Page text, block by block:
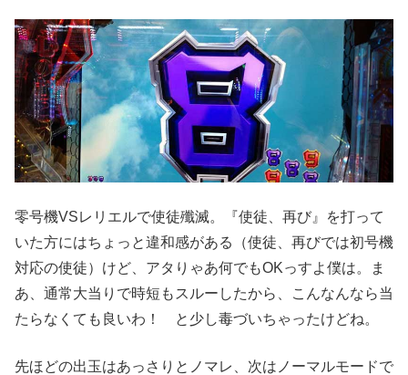
零号機VSレリエルで使徒殲滅。『使徒、再び』を打って
いた方にはちょっと違和感がある（使徒、再びでは初号機
対応の使徒）けど、アタりゃあ何でもOKっすよ僕は。ま
あ、通常大当りで時短もスルーしたから、こんなんなら当
たらなくても良いわ！ と少し毒づいちゃったけどね。
先ほどの出玉はあっさりとノマレ、次はノーマルモードで